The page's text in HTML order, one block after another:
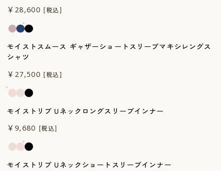
￥28,600 [税込]
一般医療機器
モイストスムース ギャザーショートスリーブマキシレングス
シャツ
￥27,500 [税込]
一般医療機器
モイストリブ Uネックロングスリーブインナー
￥9,680 [税込]
一般医療機器
モイストリブ Uネックショートスリーブインナー